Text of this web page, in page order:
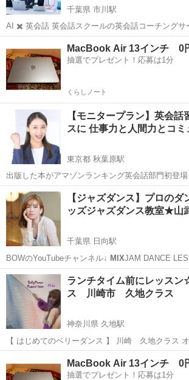
千葉県 市川駅
AI ✖️ 英会話 英会話スクールの英会話コーチングサービ
ような方におすすめです。 ・数ヶ月後に海外赴任
いけない ・海外旅行前に集中していきたい ・海外
リデーに行...
市川市 市川駅 英語 コーチン
MacBook Air 13インチ 0
抽選でプレゼント！応募は1分
くらしノート
【モニタープラン】英会話
スに 仕事力と人間力とコ
東京都 秋葉原駅
出版した本がアマゾンランキング英会話部門初登
録者数１万人のyoutuber が パワーコンサル®とハ
スに 医師監修の元、心理学を活用した効果的なメ
た。 ...
東京 台東区 秋葉原駅 その他 コミ
【ジャズダンス】プロのダ
ッズジャズダンス教室★山
千葉県 日向駅
BOWのYouTubeチャンネル↓ MIXJAM DANCE
千葉 山武市 日向駅 ジャズダンス
ランチタイム前にレッス
ス 川崎市 久地クラス
神奈川県 久地駅
【 はじめてのベリーダンス 】 川崎 久地クラス
門〜初級 スタジオの広さにより少人数制です。 【 インストラクター
】 ベリーダンス DesertMoon
スタジオ
MacBook Air 13インチ 0
抽選でプレゼント！応募は1分